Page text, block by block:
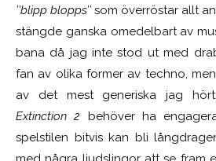
’’blipp blopps’’som överröstar allt
stängde ganska omedelbart av
bana då jag inte stod ut med
fan av olika former av techno,
av det mest generiska jag
Extinction 2 behöver ha
spelstilen bitvis kan bli